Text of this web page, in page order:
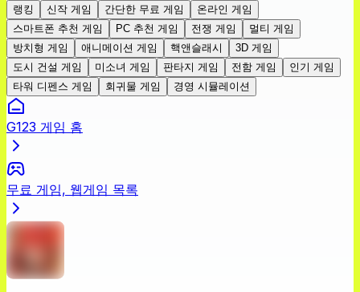
랭킹 신작 게임 간단한 무료 게임
온라인 게임
스마트폰 추천 게임
PC 추천 게임 전쟁 게임
멀티 게임
방치형 게임
애니메이션 게임 핵앤슬래시
3D 게임
도시 건설 게임
미소녀 게임 판타지 게임 전함 게임
인기 게임
타워 디펜스 게임
회귀물 게임 경영 시뮬레이션
G123 게임 홈
무료 게임, 웹게임 목록